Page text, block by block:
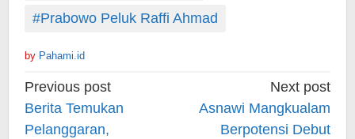
#Prabowo Peluk Raffi Ahmad
by Pahami.id
Post
navigation
Previous post
Berita Temukan
Pelanggaran,
Next post
Asnawi Mangkualam
Berpotensi Debut